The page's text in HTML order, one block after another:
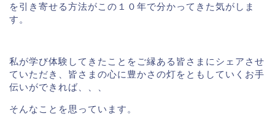
を引き寄せる方法がこの１０年で分かってきた気がしま
す。
私が学び体験してきたことをご縁ある皆さまにシェアさせ
ていただき、皆さまの心に豊かさの灯をともしていくお手
伝いができれば、、、
そんなことを思っています。